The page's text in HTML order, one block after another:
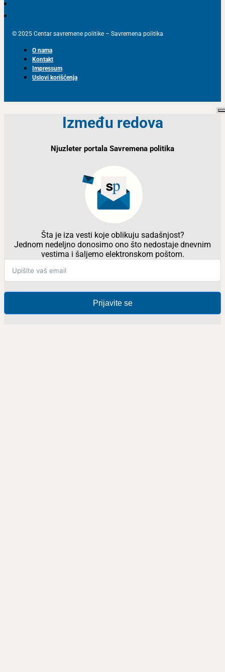
© 2025 Centar savremene politike – Savremena politika
O nama
Kontakt
Impressum
Uslovi korišćenja
Između redova
Njuzleter portala Savremena politika
Šta je iza vesti koje oblikuju sadašnjost?
Jednom nedeljno donosimo ono što nedostaje dnevnim
vestima i šaljemo elektronskom poštom.
Prijavite se